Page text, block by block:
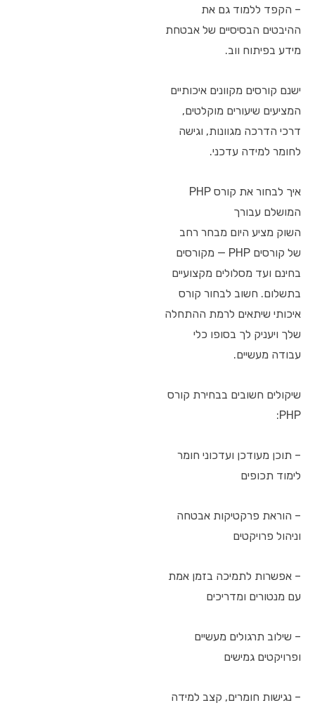
– הקפד ללמוד גם את
ההיבטים הבסיסיים של אבטחת
מידע בפיתוח ווב.
ישנם קורסים מקוונים איכותיים
המציעים שיעורים מוקלטים,
דרכי הדרכה מגוונות, וגישה
לחומר למידה עדכני.
איך לבחור את קורס PHP
המושלם עבורך
השוק מציע היום מבחר רחב
של קורסים PHP — מקורסים
בחינם ועד מסלולים מקצועיים
בתשלום. חשוב לבחור קורס
איכותי שיתאים לרמת ההתחלה
שלך ויעניק לך בסופו כלי
עבודה מעשיים.
שיקולים חשובים בבחירת קורס
PHP:
– תוכן מעודכן ועדכוני חומר
לימוד תכופים
– הוראת פרקטיקות אבטחה
וניהול פרויקטים
– אפשרות לתמיכה בזמן אמת
עם מנטורים ומדריכים
– שילוב תרגולים מעשיים
ופרויקטים גמישים
– נגישות חומרים, קצב למידה